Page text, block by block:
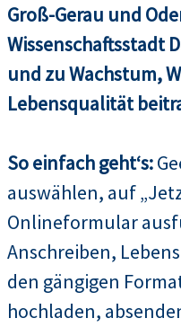
Groß-Gerau und
Wissenschaftsstadt
und zu Wachstum,
Lebensqualität
So einfach geht‘s:
auswählen, auf
Onlineformular
Anschreiben,
den gängigen
hochladen,